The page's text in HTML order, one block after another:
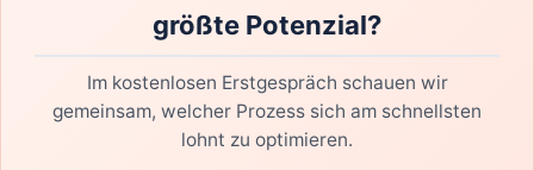
größte Potenzial?
Im kostenlosen Erstgespräch schauen wir
gemeinsam, welcher Prozess sich am schnellsten
lohnt zu optimieren.